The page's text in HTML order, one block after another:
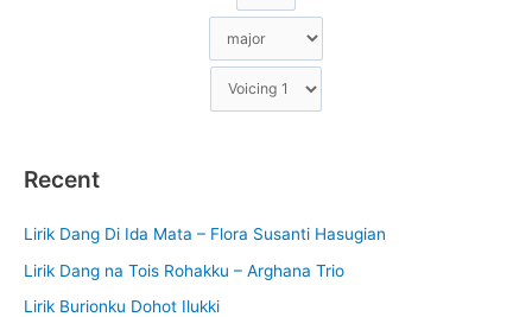
Recent
Lirik Dang Di Ida Mata – Flora Susanti Hasugian
Lirik Dang na Tois Rohakku – Arghana Trio
Lirik Burionku Dohot Ilukki